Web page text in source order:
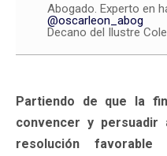
Abogado. Experto en
@oscarleon_abog
Decano del Ilustre
Partiendo de que la
convencer y
resolución